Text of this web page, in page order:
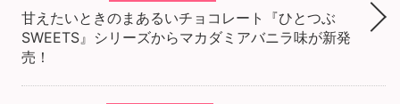
甘えたいときのまあるいチョコレート『ひとつぶ
SWEETS』シリーズからマカダミアバニラ味が新発
売！